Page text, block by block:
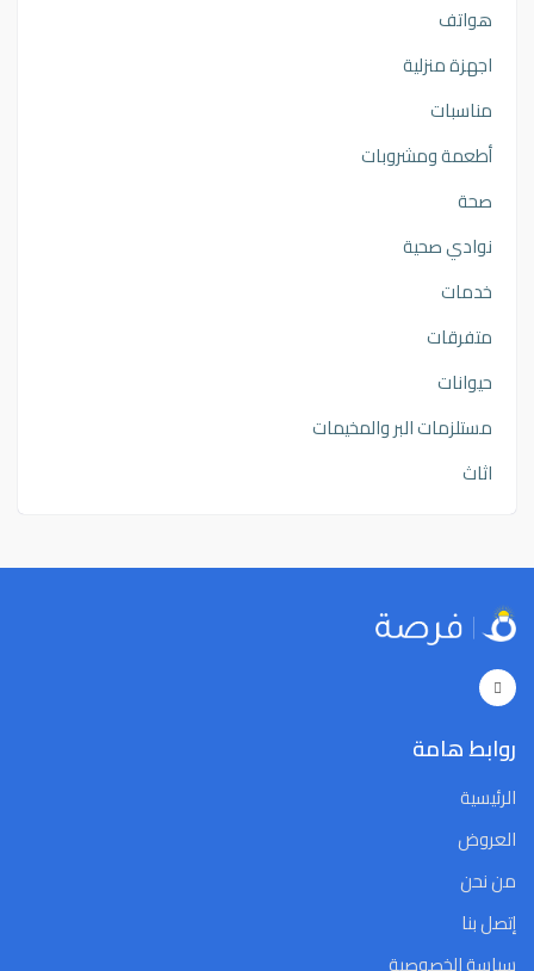
هواتف
اجهزة منزلية
مناسبات
أطعمة ومشروبات
صحة
نوادي صحية
خدمات
متفرقات
حيوانات
مستلزمات البر والمخيمات
اثاث
روابط هامة
الرئيسية
العروض
من نحن
إتصل بنا
سياسة الخصوصية